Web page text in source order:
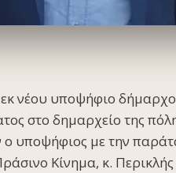
νέου υποψήφιο
στο δημαρχείο της
ο υποψήφιος με την
Κίνημα, κ.